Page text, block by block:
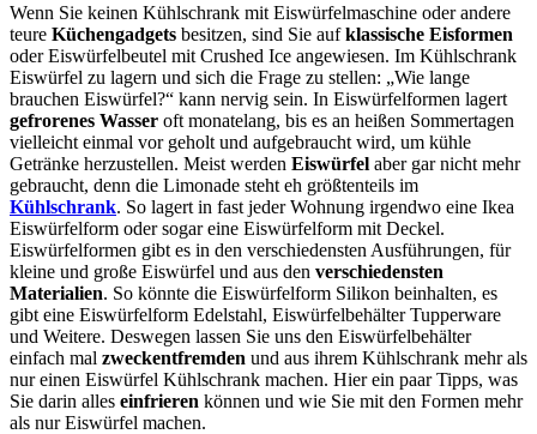
Wenn Sie keinen Kühlschrank mit Eiswürfelmaschine oder andere
teure Küchengadgets besitzen, sind Sie aufklassische Eisformen
oder Eiswürfelbeutel mit Crushed Ice angewiesen. Im Kühlschrank
Eiswürfel zu lagern und sich die Frage zu stellen: „Wie lange
brauchen Eiswürfel?“ kann nervig sein. In Eiswürfelformen lagert
gefrorenes Wasser oft monatelang, bis es an heißen Sommertagen
vielleicht einmal vor geholt und aufgebraucht wird, um kühle
Getränke herzustellen. Meist werden Eiswürfel aber gar nicht mehr
gebraucht, denn die Limonade steht eh größtenteils im
Kühlschrank. So lagert in fast jeder Wohnung irgendwo eine Ikea
Eiswürfelform oder sogar eine Eiswürfelform mit Deckel.
Eiswürfelformen gibt es in den verschiedensten Ausführungen, für
kleine und große Eiswürfel und aus den verschiedensten
Materialien. So könnte die Eiswürfelform Silikon beinhalten, es
gibt eine Eiswürfelform Edelstahl, Eiswürfelbehälter Tupperware
und Weitere. Deswegen lassen Sie uns den Eiswürfelbehälter
einfach mal zweckentfremden und aus ihrem Kühlschrank mehr als
nur einen Eiswürfel Kühlschrank machen. Hier ein paar Tipps, was
Sie darin alles einfrieren können und wie Sie mit den Formen mehr
als nur Eiswürfel machen.